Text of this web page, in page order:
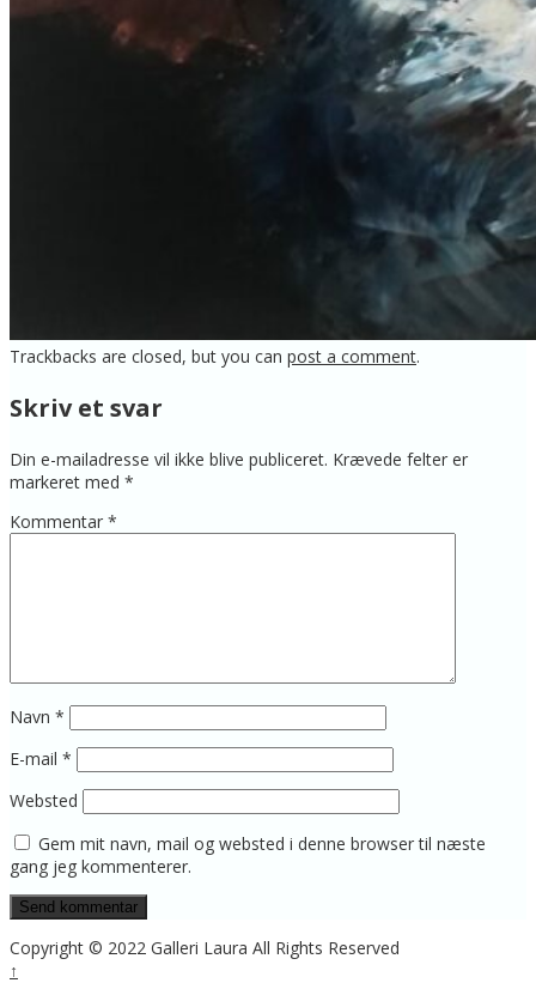
Trackbacks are closed, but you can post a comment.
Skriv et svar
Din e-mailadresse vil ikke blive publiceret. Krævede felter er
markeret med *
Kommentar *
Navn *
E-mail *
Websted
Gem mit navn, mail og websted i denne browser til næste
gang jeg kommenterer.
Copyright © 2022 Galleri Laura All Rights Reserved
↑